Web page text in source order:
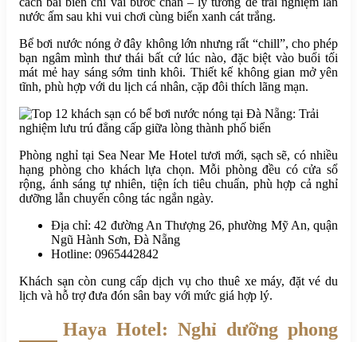
nước ấm sau khi vui chơi cùng biển xanh cát trắng.
Bể bơi nước nóng ở đây không lớn nhưng rất “chill”, cho phép
bạn ngâm mình thư thái bất cứ lúc nào, đặc biệt vào buổi tối
mát mẻ hay sáng sớm tinh khôi. Thiết kế không gian mở yên
tĩnh, phù hợp với du lịch cá nhân, cặp đôi thích lãng mạn.
Phòng nghỉ tại Sea Near Me Hotel tươi mới, sạch sẽ, có nhiều
hạng phòng cho khách lựa chọn. Mỗi phòng đều có cửa sổ
rộng, ánh sáng tự nhiên, tiện ích tiêu chuẩn, phù hợp cả nghỉ
dưỡng lẫn chuyến công tác ngắn ngày.
Địa chỉ: 42 đường An Thượng 26, phường Mỹ An, quận
Ngũ Hành Sơn, Đà Nẵng
Hotline: 0965442842
Khách sạn còn cung cấp dịch vụ cho thuê xe máy, đặt vé du
lịch và hỗ trợ đưa đón sân bay với mức giá hợp lý.
Haya Hotel: Nghỉ dưỡng phong